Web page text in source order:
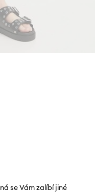
se Vám zalíbí jiné